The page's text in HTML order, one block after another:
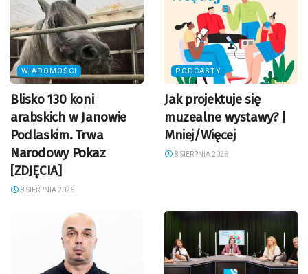
WIADOMOŚCI
Blisko 130 koni
arabskich w Janowie
Podlaskim. Trwa
Narodowy Pokaz
[ZDJĘCIA]
8 SIERPNIA 2026
PODCASTY
Jak projektuje się
muzealne wystawy? |
Mniej/Więcej
8 SIERPNIA 2026